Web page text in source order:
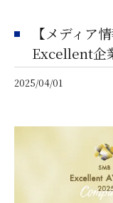
【メディア
Excellent企
2025/04/01